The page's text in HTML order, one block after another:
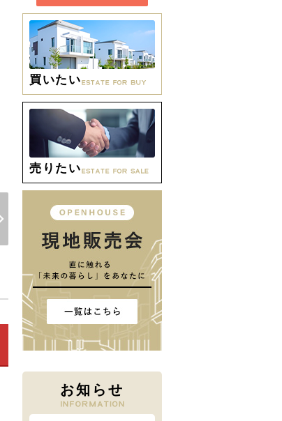
買いたい
売りたい
お知らせ